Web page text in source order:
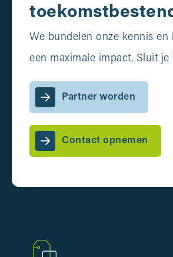
We bundelen onze kennis en
een maximale impact. Sluit je
Partner worden
Contact opnemen